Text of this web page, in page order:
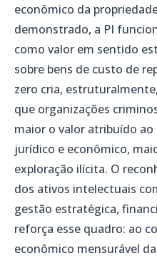
econômico da
demonstrado, a PI
como valor em sentido
sobre bens de custo de
zero cria,
que organizações
maior o valor atribuído
jurídico e econômico,
exploração ilícita. O
dos ativos intelectuais
gestão estratégica,
reforça esse quadro: ao
econômico mensurável